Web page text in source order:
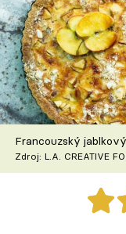
TV Program
Škola vaření
Recepty z TV
Speciál:
Těhotnej
Francouzský
Zdroj: L.A. CREATIVE